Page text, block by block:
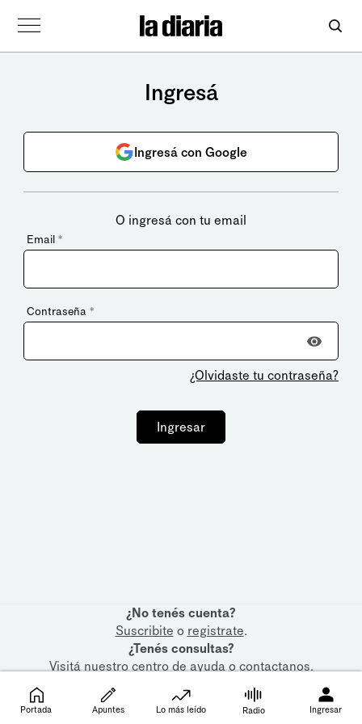
Ingresá
Ingresá con Google
O ingresá con tu email
Email *
Contraseña *
¿Olvidaste tu contraseña?
Ingresar
¿No tenés cuenta?
Suscribite o registrate.
¿Tenés consultas?
Visitá nuestrocentro de ayudaocontactanos.
Portada Apuntes Lo más leído Radio Ingresar